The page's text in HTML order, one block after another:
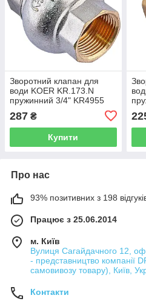
Зворотний клапан для
води KOER KR.173.N
пружинний 3/4" KR4955
287 ₴
Купити
Про нас
93% позитивних з 198
Працює з 25.06.2014
м. Київ
Вулиця Сагайдачного 12,
- представництво компанії
самовивозу товару), Київ,
Контакти